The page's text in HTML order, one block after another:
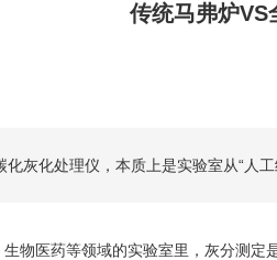
传统马弗炉
灰化处理仪，本质上是实验室从“人
物医药等领域的实验室里，灰分测定